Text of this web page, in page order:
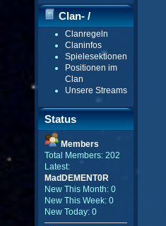
Clan- /
Gildenmenü
Clanregeln
Claninfos
Spielesektionen
Positionen im
Clan
Unsere Streams
Status
Members
Total Members: 202
Latest:
MadDEMENT0R
New This Month: 0
New This Week: 0
New Today: 0